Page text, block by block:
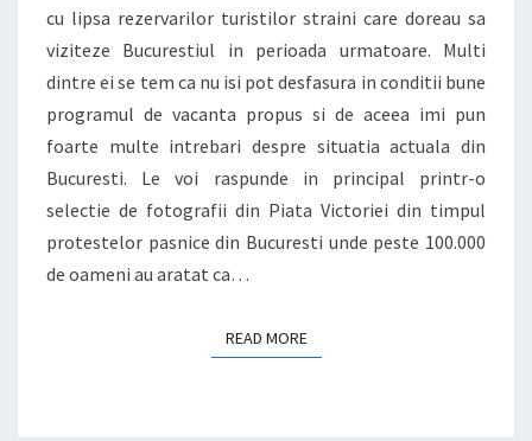
cu lipsa rezervarilor turistilor straini care doreau sa
viziteze Bucurestiul in perioada urmatoare. Multi
dintre ei se tem ca nu isi pot desfasura in conditii bune
programul de vacanta propus si de aceea imi pun
foarte multe intrebari despre situatia actuala din
Bucuresti. Le voi raspunde in principal printr-o
selectie de fotografii din Piata Victoriei din timpul
protestelor pasnice din Bucuresti unde peste 100.000
de oameni au aratat ca…
READ MOREREAD MORE